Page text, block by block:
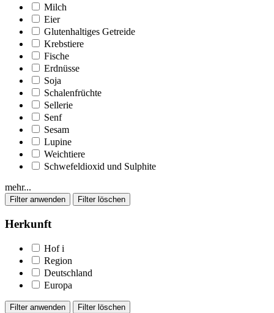
Milch
Eier
Glutenhaltiges Getreide
Krebstiere
Fische
Erdnüsse
Soja
Schalenfrüchte
Sellerie
Senf
Sesam
Lupine
Weichtiere
Schwefeldioxid und Sulphite
mehr...
Herkunft
Hof i
Region
Deutschland
Europa